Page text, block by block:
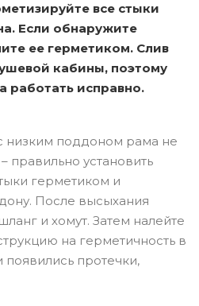
все стыки
Если обнаружите
ее герметиком. Слив
кабины, поэтому
работать исправно.
низким поддоном рама не
правильно установить
герметиком и
После высыхания
и хомут. Затем налейте
на герметичность в
появились протечки,